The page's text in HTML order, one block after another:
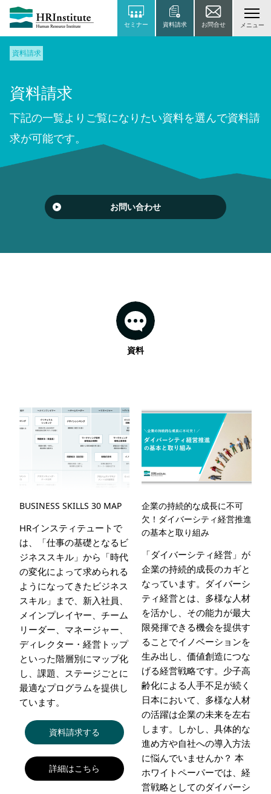
セミナー 資料請求 お問合せ メニュー
資料請求
資料請求
下記の一覧よりご覧になりたい資料を選んで資料請
求が可能です。
お問い合わせ
資料
BUSINESS SKILLS 30 MAP
HRインスティテュートで
は、「仕事の基礎となるビ
ジネススキル」から「時代
の変化によって求められる
ようになってきたビジネス
スキル」まで、新入社員、
メインプレイヤー、チーム
リーダー、マネージャー、
ディレクター・経営トップ
といった階層別にマップ化
し、課題、ステージごとに
最適なプログラムを提供し
ています。
資料請求する
詳細はこちら
企業の持続的な成長に不可
欠！ダイバーシティ経営推進
の基本と取り組み
「ダイバーシティ経営」が
企業の持続的成長のカギと
なっています。ダイバーシ
ティ経営とは、多様な人材
を活かし、その能力が最大
限発揮できる機会を提供す
ることでイノベーションを
生み出し、価値創造につな
げる経営戦略です。少子高
齢化による人手不足が続く
日本において、多様な人材
の活躍は企業の未来を左右
します。しかし、具体的な
進め方や自社への導入方法
に悩んでいませんか？ 本
ホワイトペーパーでは、経
営戦略としてのダイバーシ